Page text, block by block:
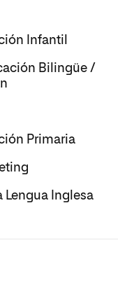
Infantil
Bilingüe /
Primaria
Lengua Inglesa